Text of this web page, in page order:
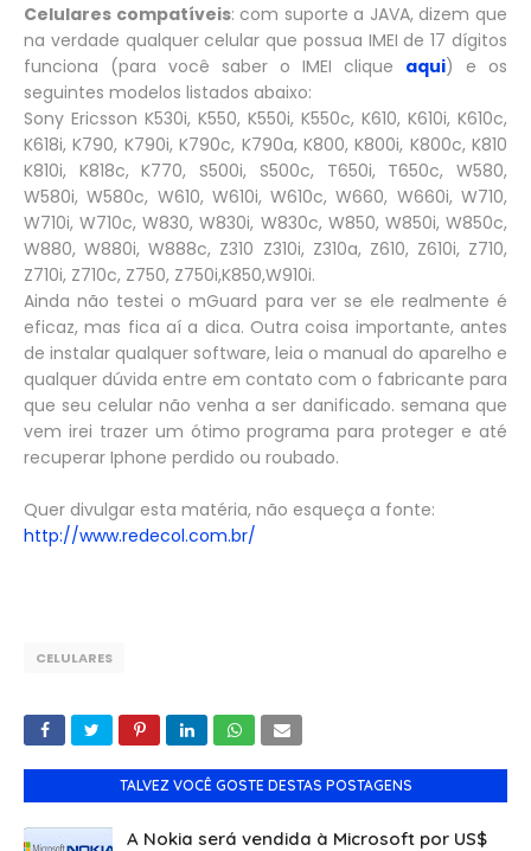
Celulares compatíveis: com suporte a JAVA, dizem que
na verdade qualquer celular que possua IMEI de 17 dígitos
funciona (para você saber o IMEI clique aqui) e os
seguintes modelos listados abaixo:
Sony Ericsson K530i, K550, K550i, K550c, K610, K610i, K610c,
K618i, K790, K790i, K790c, K790a, K800, K800i, K800c, K810
K810i, K818c, K770, S500i, S500c, T650i, T650c, W580,
W580i, W580c, W610, W610i, W610c, W660, W660i, W710,
W710i, W710c, W830, W830i, W830c, W850, W850i, W850c,
W880, W880i, W888c, Z310 Z310i, Z310a, Z610, Z610i, Z710,
Z710i, Z710c, Z750, Z750i,K850,W910i.
Ainda não testei o mGuard para ver se ele realmente é
eficaz, mas fica aí a dica. Outra coisa importante, antes
de instalar qualquer software, leia o manual do aparelho e
qualquer dúvida entre em contato com o fabricante para
que seu celular não venha a ser danificado. semana que
vem irei trazer um ótimo programa para proteger e até
recuperar Iphone perdido ou roubado.
Quer divulgar esta matéria, não esqueça a fonte:
http://www.redecol.com.br/
CELULARES
TALVEZ VOCÊ GOSTE DESTAS POSTAGENS
A Nokia será vendida à Microsoft por US$